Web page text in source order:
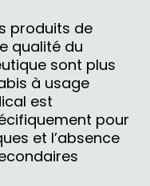
produits de
qualité du
sont plus
à usage
est
pour
et l’absence